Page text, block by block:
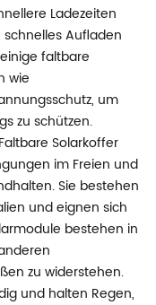
Ladezeiten
Aufladen
faltbare
wie
um
zu schützen.
Solarkoffer
im Freien und
Sie bestehen
und eignen sich
bestehen in
zu widerstehen.
und halten Regen,